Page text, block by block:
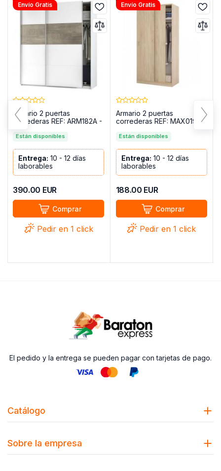
Envío Gratis
Armario 2 puertas
correderas REF: ARM182A -
Están disponibles
Entrega: 10 - 12 días
laborables
390.00 EUR
Comprar
Pedir en 1 click
Envío Gratis
Armario 2 puertas
correderas REF: MAX019F
Están disponibles
Entrega: 10 - 12 días
laborables
188.00 EUR
Comprar
Pedir en 1 click
El pedido y la entrega se pueden pagar con tarjetas de pago.
Catálogo
Sobre la empresa